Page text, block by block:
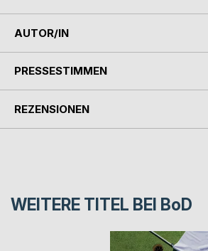
AUTOR/IN
PRESSESTIMMEN
REZENSIONEN
WEITERE TITEL BEI BoD